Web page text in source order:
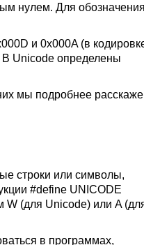
нулем. Для
и 0x000A (в
В Unicode определены
мы подробнее
строки или символы,
#define UNICODE
(для Unicode) или A
в программах,